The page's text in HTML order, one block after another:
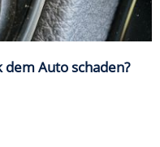
Auto schaden?